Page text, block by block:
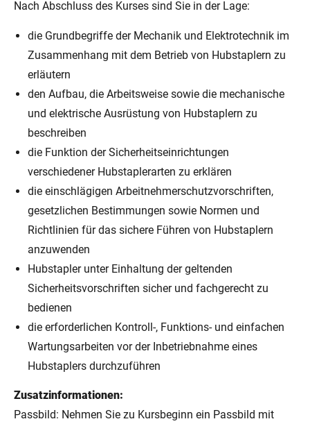
Nach Abschluss des Kurses sind Sie in der Lage:
die Grundbegriffe der Mechanik und Elektrotechnik im
Zusammenhang mit dem Betrieb von Hubstaplern zu
erläutern
den Aufbau, die Arbeitsweise sowie die mechanische
und elektrische Ausrüstung von Hubstaplern zu
beschreiben
die Funktion der Sicherheitseinrichtungen
verschiedener Hubstaplerarten zu erklären
die einschlägigen Arbeitnehmerschutzvorschriften,
gesetzlichen Bestimmungen sowie Normen und
Richtlinien für das sichere Führen von Hubstaplern
anzuwenden
Hubstapler unter Einhaltung der geltenden
Sicherheitsvorschriften sicher und fachgerecht zu
bedienen
die erforderlichen Kontroll-, Funktions- und einfachen
Wartungsarbeiten vor der Inbetriebnahme eines
Hubstaplers durchzuführen
Zusatzinformationen:
Passbild: Nehmen Sie zu Kursbeginn ein Passbild mit